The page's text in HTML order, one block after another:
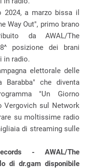
2024, a marzo bissa il
Way Out", primo brano
da AWAL/The
posizione dei brani
in radio.
elettorale delle
Barabba" che diventa
"Un Giorno
Vergovich sul Network
su moltissime radio
di streaming sulle
- AWAL/The
di dr.gam disponibile